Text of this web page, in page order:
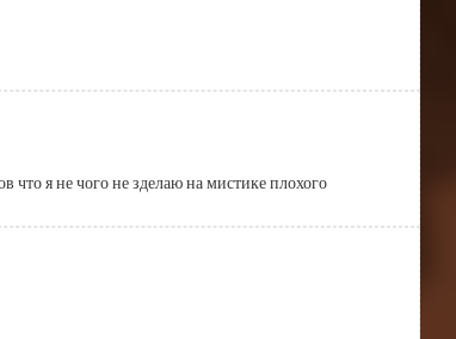
что я не чого не зделаю на мистике плохого